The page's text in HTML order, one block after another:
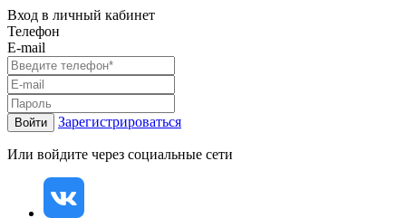
Вход в личный кабинет
Телефон
E-mail
Войти Зарегистрироваться
Или войдите через социальные сети